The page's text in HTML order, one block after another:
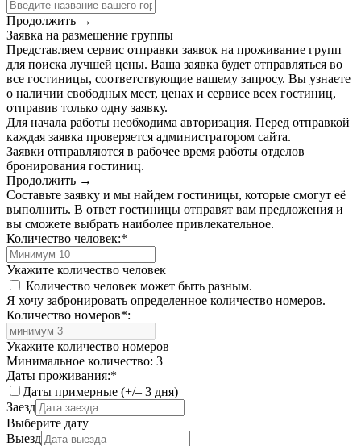
Продолжить →
Заявка на размещение группы
Представляем сервис отправки заявок на проживание групп
для поиска лучшей цены. Ваша заявка будет отправляться во
все гостиницы, соответствующие вашему запросу. Вы узнаете
о наличии свободных мест, ценах и сервисе всех гостиниц,
отправив только одну заявку.
Для начала работы необходима авторизация. Перед отправкой
каждая заявка проверяется администратором сайта.
Заявки отправляются в рабочее время работы отделов
бронирования гостиниц.
Продолжить →
Составьте заявку и мы найдем гостиницы, которые смогут её
выполнить. В ответ гостиницы отправят вам предложения и
вы сможете выбрать наиболее привлекательное.
Количество человек:*
Укажите количество человек
Количество человек может быть разным.
Я хочу забронировать определенное количество номеров.
Количество номеров*:
Укажите количество номеров
Минимальное количество: 3
Даты проживания:*
Даты примерные (+/– 3 дня)
Заезд
Выберите дату
Выезд